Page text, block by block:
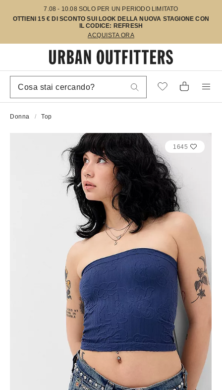
7.08 - 10.08 SOLO PER UN PERIODO LIMITATO
OTTIENI 15 € DI SCONTO SUI LOOK DELLA NUOVA STAGIONE CON
IL CODICE: REFRESH
ACQUISTA ORA
Donna Top
1645